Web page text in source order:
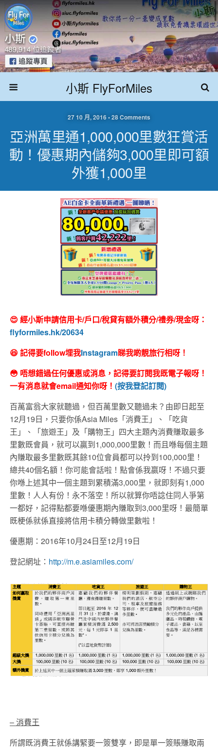
小斯 FlyForMiles
27 10 月, 2016 • 28 Comments
亞洲萬里通1,000,000里數狂賞活
動！優惠期內儲夠3,000里即可額
外獲1,000里
😍 經小斯申請信用卡/戶口/稅貸有額外積分/禮券/現金呀：
flyformiles.hk/20634
😆 記得要follow埋我Instagram睇我啲靚旅行相呀！
😳 唔想錯過任何優惠或消息，記得要訂閱我既電子報呀！
一有消息就會email通知你呀！ (按我登記訂閱)
百萬富翁大家就聽過，但百萬里數又聽過未？由即日起至
12月19日，只要你係Asia Miles「消費王」、「吃貨
王」、「旅遊王」及「購物王」四大主題內消費賺取最多
里數既會員，就可以贏到1,000,000里數！而且喺每個主題
內賺取最多里數既其餘10位會員都可以拎到100,000里！
總共40個名額！你可能會話啦！點會係我嬴呀！不過只要
你喺上述其中一個主題到累積滿3,000里，就即刻有1,000
里數！人人有份！永不落空！所以就算你唔諗住同人爭第
一都好，記得點都要喺優惠期內賺取到3,000里呀！最簡單
既梗係就係直接將信用卡積分轉做里數啦！
優惠期：2016年10月24日至12月19日
登記網址： http://m.e.asiamiles.com/
– 消費王
所謂既消費王就係講緊要一簽雙享，即是單一簽賬賺取兩